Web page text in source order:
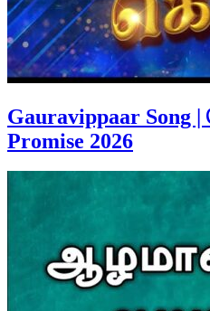
Gauravippaar Song
Promise 2026